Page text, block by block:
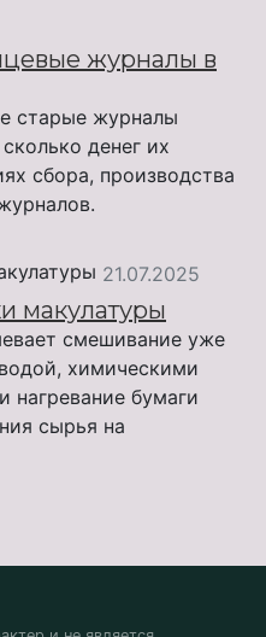
журналы в
старые журналы
денег их
сбора, производства
21.07.2025
макулатуры
смешивание уже
химическими
нагревание бумаги
сырья на